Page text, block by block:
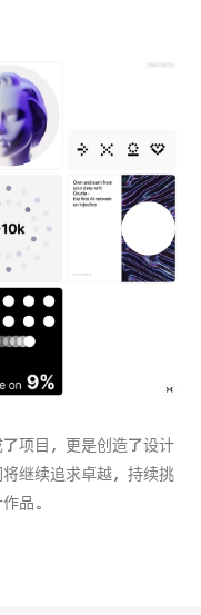
项目，更是创造了设计
继续追求卓越，持续挑
品。